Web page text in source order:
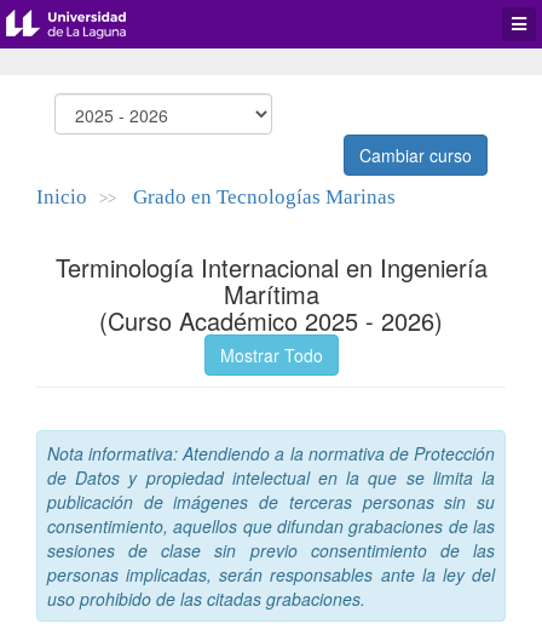
Cambiar curso
Inicio >> Grado en Tecnologías Marinas
Terminología Internacional en Ingeniería
Marítima
(Curso Académico 2025 - 2026)
Mostrar Todo
Nota informativa: Atendiendo a la normativa de Protección
de Datos y propiedad intelectual en la que se limita la
publicación de imágenes de terceras personas sin su
consentimiento, aquellos que difundan grabaciones de las
sesiones de clase sin previo consentimiento de las
personas implicadas, serán responsables ante la ley del
uso prohibido de las citadas grabaciones.